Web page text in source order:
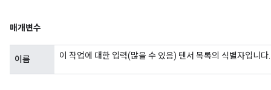
매개변수
이름 이 작업에 대한 입력(많을 수 있음) 텐서 목록의 식별자입니다.